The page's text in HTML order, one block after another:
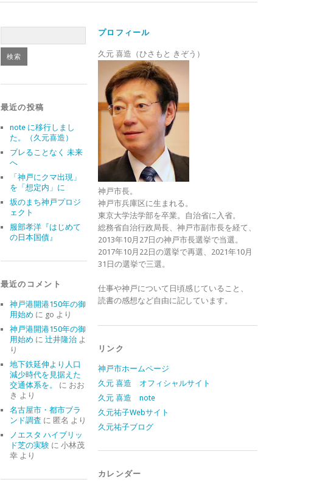
最近の投稿
note に移行しまし
た。（久元喜造）
ブレることなく 未来
へ
「神戸にクマ出現」
を「想定内」に
坂のまち神戸プロジ
ェクト
服部孝洋『はじめて
の日本国債』
最近のコメント
神戸港開港150年の御
用始め に go より
神戸港開港150年の御
用始め に 辻井隆治よ
り
地下鉄延伸より人口
減少時代を見据えた
交通体系を。
に おお
き より
名古屋市・都市ブラ
ンド調査 に 匿名 より
ノエスタ ハイブリッ
ド芝の実験に 小林茂
幸より
プロフィール
久元 喜造（ひさもと きぞう）
神戸市長。
神戸市兵庫区に生まれる。
東京大学法学部を卒業。自治省に入省。
総務省自治行政局長、神戸市副市長を経て、
2013年10月27日の神戸市長選挙で当選。
2017年10月22日の選挙で再選、2021年10月
31日の選挙で三選。
仕事や神戸について日頃感じていること、
読書の感想など自由に記しています。
リンク
神戸市ホームページ
久元 喜造 オフィシャルサイト
久元 喜造 note
久元祐子Webサイト
久元祐子ブログ
カレンダー